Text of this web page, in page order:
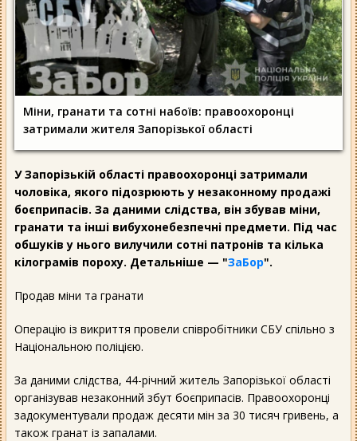
Міни, гранати та сотні набоїв: правоохоронці
затримали жителя Запорізької області
У Запорізькій області правоохоронці затримали
чоловіка, якого підозрюють у незаконному продажі
боєприпасів. За даними слідства, він збував міни,
гранати та інші вибухонебезпечні предмети. Під час
обшуків у нього вилучили сотні патронів та кілька
кілограмів пороху. Детальніше — "ЗаБор".
Продав міни та гранати
Операцію із викриття провели співробітники СБУ спільно з
Національною поліцією.
За даними слідства, 44-річний житель Запорізької області
організував незаконний збут боєприпасів. Правоохоронці
задокументували продаж десяти мін за 30 тисяч гривень, а
також гранат із запалами.